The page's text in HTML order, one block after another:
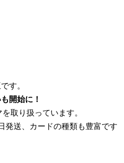
す。
開始に！
取り扱っています。
発送、カードの種類も豊富です